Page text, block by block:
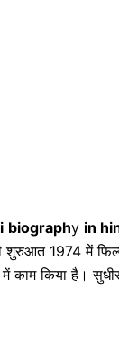
biography in
शुरुआत 1974 में
काम किया है।